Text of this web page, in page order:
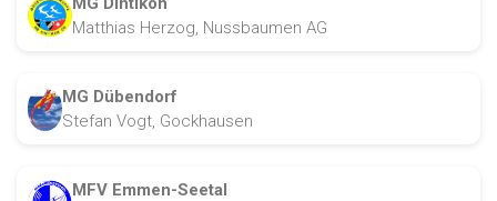
Matthias Herzog, Nussbaumen AG
MG Dübendorf
Stefan Vogt, Gockhausen
MFV Emmen-Seetal